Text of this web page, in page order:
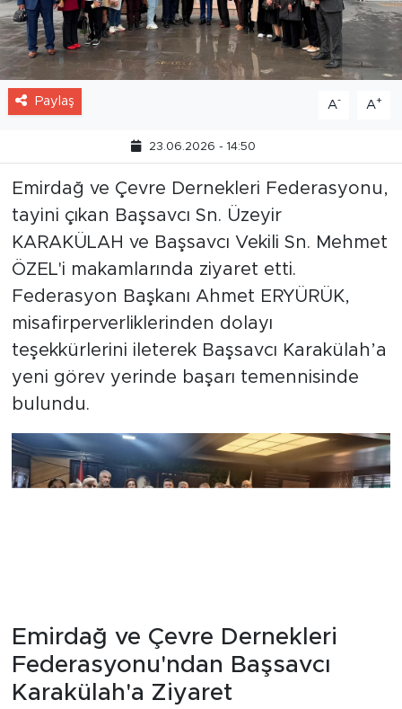
Paylaş A- A+
23.06.2026 - 14:50
Emirdağ ve Çevre Dernekleri Federasyonu,
tayini çıkan Başsavcı Sn. Üzeyir
KARAKÜLAH ve Başsavcı Vekili Sn. Mehmet
ÖZEL'i makamlarında ziyaret etti.
Federasyon Başkanı Ahmet ERYÜRÜK,
misafirperverliklerinden dolayı
teşekkürlerini ileterek Başsavcı Karakülah’a
yeni görev yerinde başarı temennisinde
bulundu.
Emirdağ ve Çevre Dernekleri
Federasyonu'ndan Başsavcı
Karakülah'a Ziyaret